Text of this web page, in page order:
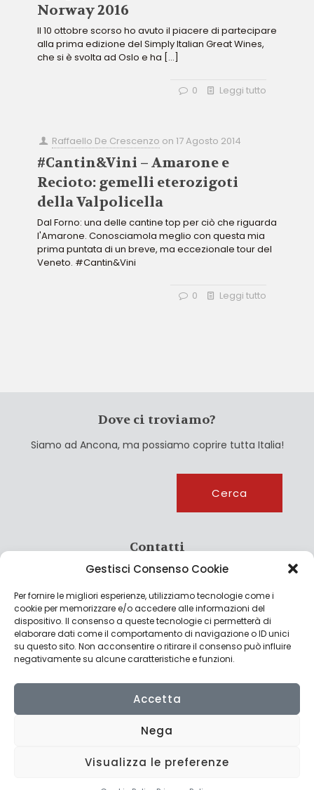
Gestisci Consenso Cookie
Per fornire le migliori esperienze, utilizziamo tecnologie come i
cookie per memorizzare e/o accedere alle informazioni del
dispositivo. Il consenso a queste tecnologie ci permetterà di
elaborare dati come il comportamento di navigazione o ID unici
su questo sito. Non acconsentire o ritirare il consenso può influire
negativamente su alcune caratteristiche e funzioni.
Accetta
Nega
Visualizza le preferenze
Norway 2016
Il 10 ottobre scorso ho avuto il piacere di partecipare
alla prima edizione del Simply Italian Great Wines,
che si è svolta ad Oslo e ha […]
0 Leggi tutto
Raffaello De Crescenzo on17 Agosto 2014
#Cantin&Vini – Amarone e
Recioto: gemelli eterozigoti
della Valpolicella
Dal Forno: una delle cantine top per ciò che riguarda
l'Amarone. Conosciamola meglio con questa mia
prima puntata di un breve, ma eccezionale tour del
Veneto. #Cantin&Vini
0 Leggi tutto
Dove ci troviamo?
Siamo ad Ancona, ma possiamo coprire tutta Italia!
Cerca
Contatti
info@culturagroalimentare.com
Note legali
Privacy Policy
© 2022 CulturAgroalimentare di Raffaello De Crescenzo - P.IVA